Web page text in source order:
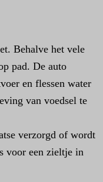
Behalve het vele
pad. De auto
en flessen water
van voedsel te
verzorgd of wordt
voor een zieltje in